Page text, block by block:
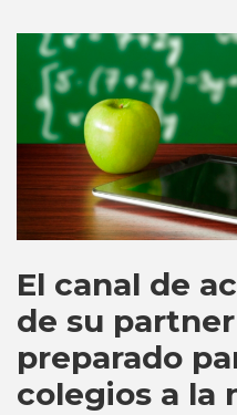
El canal de
de su
preparado
colegios a la